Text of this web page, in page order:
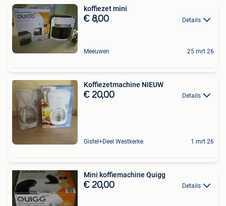
koffiezet mini
€ 8,00 Details
Meeuwen 25 mrt 26
Koffiezetmachine NIEUW
€ 20,00 Details
Gistel+Deel Westkerke 1 mrt 26
Mini koffiemachine Quigg
€ 20,00 Details